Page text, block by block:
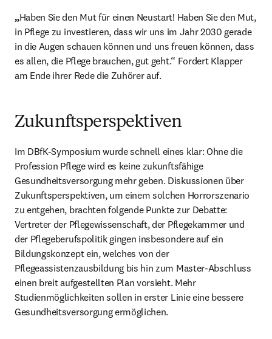
„Haben Sie den Mut für einen Neustart! Haben Sie den Mut,
in Pflege zu investieren, dass wir uns im Jahr 2030 gerade
in die Augen schauen können und uns freuen können, dass
es allen, die Pflege brauchen, gut geht.“ Fordert Klapper
am Ende ihrer Rede die Zuhörer auf.
Zukunftsperspektiven
Im DBfK-Symposium wurde schnell eines klar: Ohne die
Profession Pflege wird es keine zukunftsfähige
Gesundheitsversorgung mehr geben. Diskussionen über
Zukunftsperspektiven, um einem solchen Horrorszenario
zu entgehen, brachten folgende Punkte zur Debatte:
Vertreter der Pflegewissenschaft, der Pflegekammer und
der Pflegeberufspolitik gingen insbesondere auf ein
Bildungskonzept ein, welches von der
Pflegeassistenzausbildung bis hin zum Master-Abschluss
einen breit aufgestellten Plan vorsieht. Mehr
Studienmöglichkeiten sollen in erster Linie eine bessere
Gesundheitsversorgung ermöglichen.